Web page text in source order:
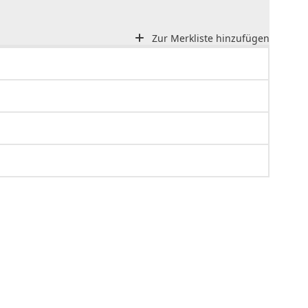
Zur Merkliste hinzufügen